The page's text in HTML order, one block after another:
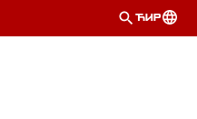
ЋИР